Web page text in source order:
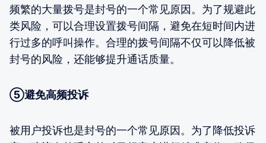
频繁的大量拨号是封号的一个常见原因。为了规避此
类风险，可以合理设置拨号间隔，避免在短时间内进
行过多的呼叫操作。合理的拨号间隔不仅可以降低被
封号的风险，还能够提升通话质量。
⑤避免高频投诉
被用户投诉也是封号的一个常见原因。为了降低投诉